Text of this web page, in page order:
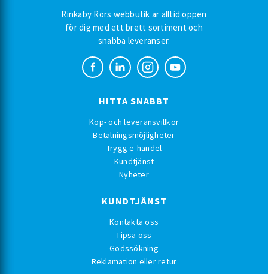
Rinkaby Rörs webbutik är alltid öppen
för dig med ett brett sortiment och
snabba leveranser.
HITTA SNABBT
Köp- och leveransvillkor
Betalningsmöjligheter
Trygg e-handel
Kundtjänst
Nyheter
KUNDTJÄNST
Kontakta oss
Tipsa oss
Godssökning
Reklamation eller retur